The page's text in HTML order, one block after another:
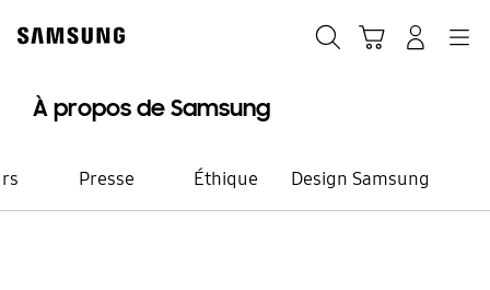
content
À propos de Samsung
Presse Éthique Design Samsung